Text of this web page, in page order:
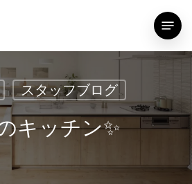
Menu
スタッフブログ
キッチン✨